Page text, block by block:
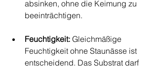
absinken, ohne die Keimung zu
beeinträchtigen.
Feuchtigkeit: Gleichmäßige
Feuchtigkeit ohne Staunässe ist
entscheidend. Das Substrat darf